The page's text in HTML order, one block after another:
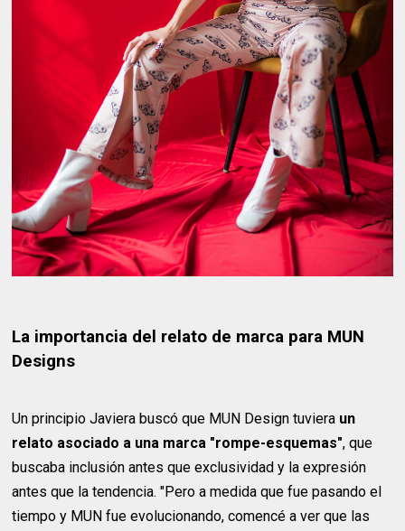
La importancia del relato de marca para MUN
Designs
Un principio Javiera buscó que MUN Design tuviera un
relato asociado a una marca "rompe-esquemas", que
buscaba inclusión antes que exclusividad y la expresión
antes que la tendencia. "Pero a medida que fue pasando el
tiempo y MUN fue evolucionando, comencé a ver que las